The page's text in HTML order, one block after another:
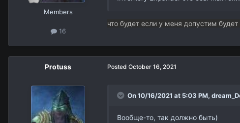
Members
16
что будет если у меня допустим
Protuss Posted October 16, 2021
On 10/16/2021 at 5:03 PM,
Вообще-то, так должно быть)